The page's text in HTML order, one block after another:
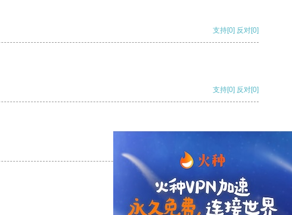
支持[0] 反对[0]
支持[0] 反对[0]
支持 [0] 反对[0]